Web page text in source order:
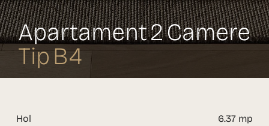
Apartament 2 Camere
Tip B4
Hol 6.37 mp